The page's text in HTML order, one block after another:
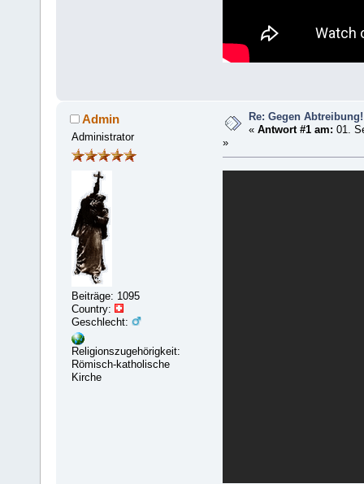
Admin
Administrator
Beiträge: 1095
Country:
Geschlecht:
Religionszugehörigkeit:
Römisch-katholische
Kirche
Re: Gegen Abtreibung!
«Antwort #1 am: 01.
»